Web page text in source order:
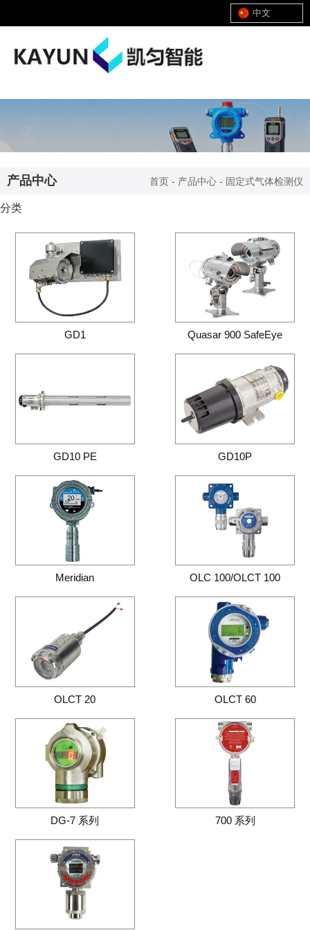
中文
产品中心 首页 - 产品中心 - 固定式气体检测仪
分类
GD1 Quasar 900 SafeEye
GD10 PE GD10P
Meridian OLC 100/OLCT 100
OLCT 20 OLCT 60
DG-7 系列 700 系列